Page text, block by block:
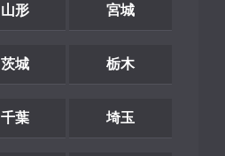
山形 宮城
茨城 栃木
千葉 埼玉